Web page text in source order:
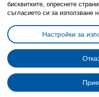
Политика за
Избор на настройки
Условия за ползване на
Политика за защита
Общи условия
Политика за защита на
© Inter-IKEA
бисквитките, опреснете
съгласието си за използване
Настройки за